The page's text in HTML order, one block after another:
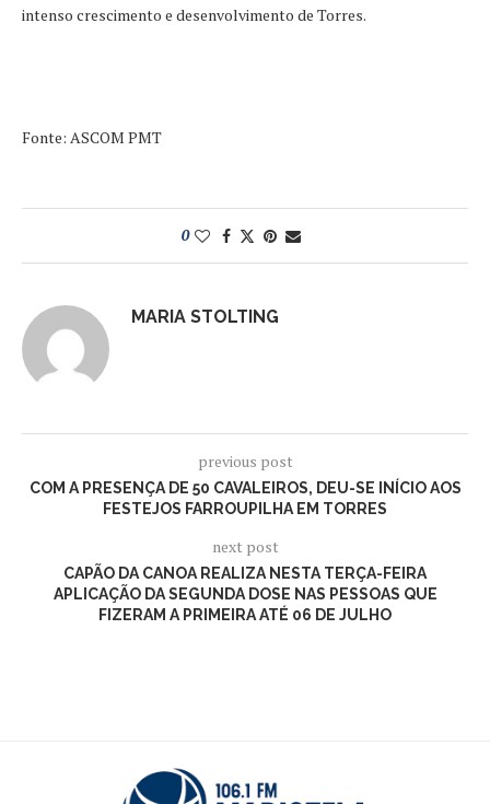
intenso crescimento e desenvolvimento de Torres.
Fonte: ASCOM PMT
0
MARIA STOLTING
previous post
COM A PRESENÇA DE 50 CAVALEIROS, DEU-SE INÍCIO AOS
FESTEJOS FARROUPILHA EM TORRES
next post
CAPÃO DA CANOA REALIZA NESTA TERÇA-FEIRA
APLICAÇÃO DA SEGUNDA DOSE NAS PESSOAS QUE
FIZERAM A PRIMEIRA ATÉ 06 DE JULHO